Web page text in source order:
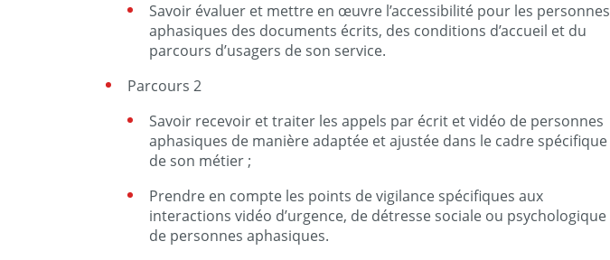
Savoir évaluer et mettre en œuvre l’accessibilité pour les personnes
aphasiques des documents écrits, des conditions d’accueil et du
parcours d’usagers de son service.
Parcours 2
Savoir recevoir et traiter les appels par écrit et vidéo de personnes
aphasiques de manière adaptée et ajustée dans le cadre spécifique
de son métier ;
Prendre en compte les points de vigilance spécifiques aux
interactions vidéo d’urgence, de détresse sociale ou psychologique
de personnes aphasiques.